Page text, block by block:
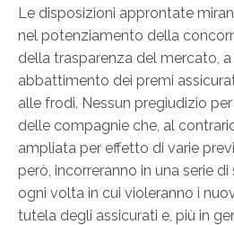
Le disposizioni approntate
nel potenziamento della
della trasparenza del mercato,
abbattimento dei premi
alle frodi. Nessun pregiudizio
delle compagnie che, al
ampliata per effetto di varie
però, incorreranno in una serie
ogni volta in cui violeranno i
tutela degli assicurati e, più in